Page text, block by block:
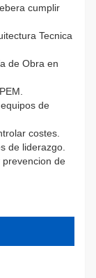
cumplir
Tecnica
de Obra en
de
costes.
de liderazgo.
de